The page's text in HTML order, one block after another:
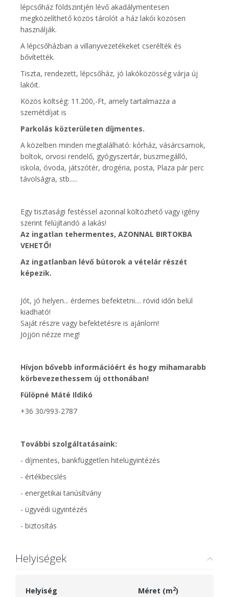
lépcsőház földszintjén lévő akadálymentesen
megközelíthető közös tárolót a ház lakói közösen
használják.
A lépcsőházban a villanyvezetékeket cserélték és
bővítették.
Tiszta, rendezett, lépcsőház, jó lakóközösség várja új
lakóit.
Közös költség: 11.200,-Ft, amely tartalmazza a
szemétdíjat is
Parkolás közterületen díjmentes.
A közelben minden megtalálható: kórház, vásárcsarnok,
boltok, orvosi rendelő, gyógyszertár, buszmegálló,
iskola, óvoda, játszótér, drogéria, posta, Plaza pár perc
távolságra, stb.....
Egy tisztasági festéssel azonnal költözhető vagy igény
szerint felújítandó a lakás!
Az ingatlan tehermentes, AZONNAL BIRTOKBA
VEHETŐ!
Az ingatlanban lévő bútorok a vételár részét
képezik.
Jót, jó helyen... érdemes befektetni.... rövid időn belül
kiadható!
Saját részre vagy befektetésre is ajánlom!
Jöjjön nézze meg!
Hívjon bővebb információért és hogy mihamarabb
körbevezethessem új otthonában!
Fülöpné Máté Ildikó
+36 30/993-2787
További szolgáltatásaink:
- díjmentes, bankfüggetlen hitelügyintézés
- értékbecslés
- energetikai tanúsítvány
- ügyvédi ügyintézés
- biztosítás
Helyiségek
Helyiség Méret (m2)